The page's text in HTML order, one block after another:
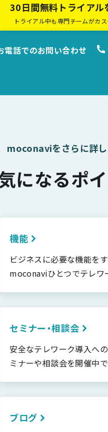
30日間無料トライアル
トライアル中も専門チームがカ
電話でのお問い合わせ
moconaviをさらに詳
になるポ
機能
ビジネスに必要な機能をす
moconaviひとつでテレワ
セミナー・相談会
安全なテレワーク導入へ
ミナーや相談会を開催中
ブログ